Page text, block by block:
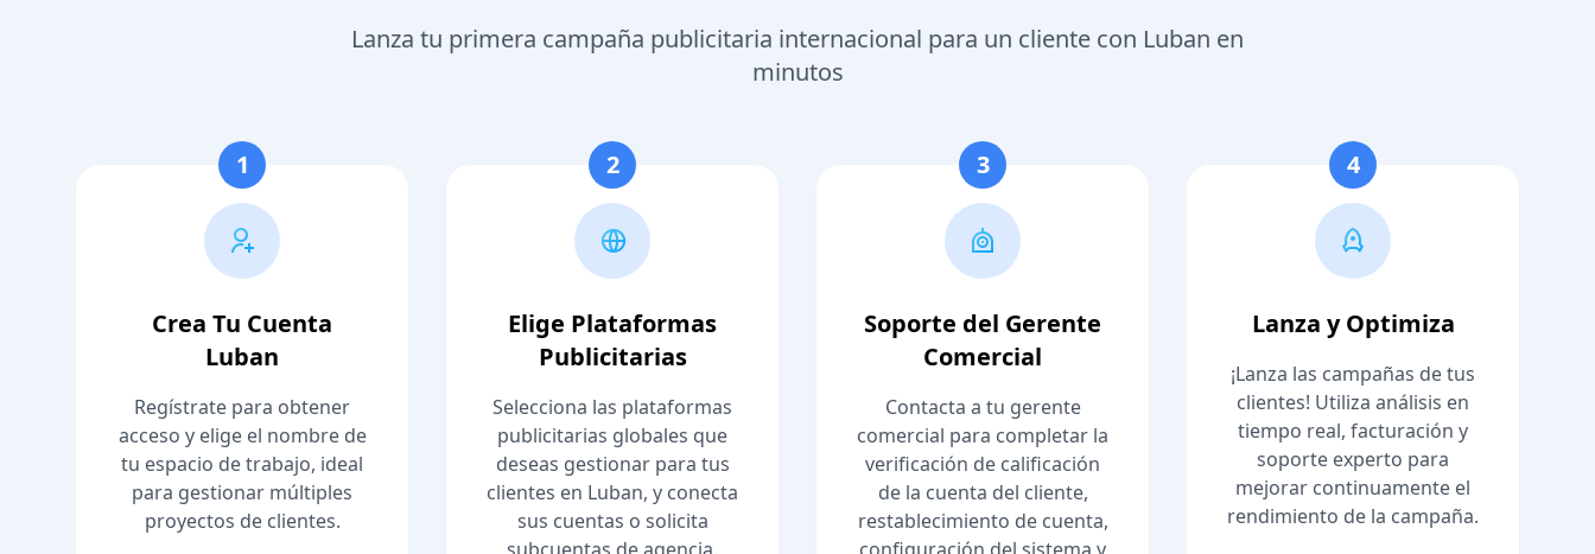
Lanza tu primera campaña publicitaria internacional para un cliente con Luban en
minutos
1
Crea Tu Cuenta
Luban
Regístrate para obtener
acceso y elige el nombre de
tu espacio de trabajo, ideal
para gestionar múltiples
proyectos de clientes.
2
Elige Plataformas
Publicitarias
Selecciona las plataformas
publicitarias globales que
deseas gestionar para tus
clientes en Luban, y conecta
sus cuentas o solicita
3
Soporte del Gerente
Comercial
Contacta a tu gerente
comercial para completar la
verificación de calificación
de la cuenta del cliente,
restablecimiento de cuenta,
4
Lanza y Optimiza
¡Lanza las campañas de tus
clientes! Utiliza análisis en
tiempo real, facturación y
soporte experto para
mejorar continuamente el
rendimiento de la campaña.